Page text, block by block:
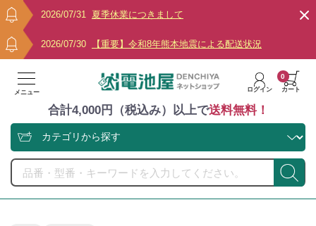
2026/07/31 夏季休業につきまして
2026/07/30 【重要】令和8年熊本地震による配送状況
メニュー ログイン カート
0
合計4,000円（税込み）以上で送料無料！